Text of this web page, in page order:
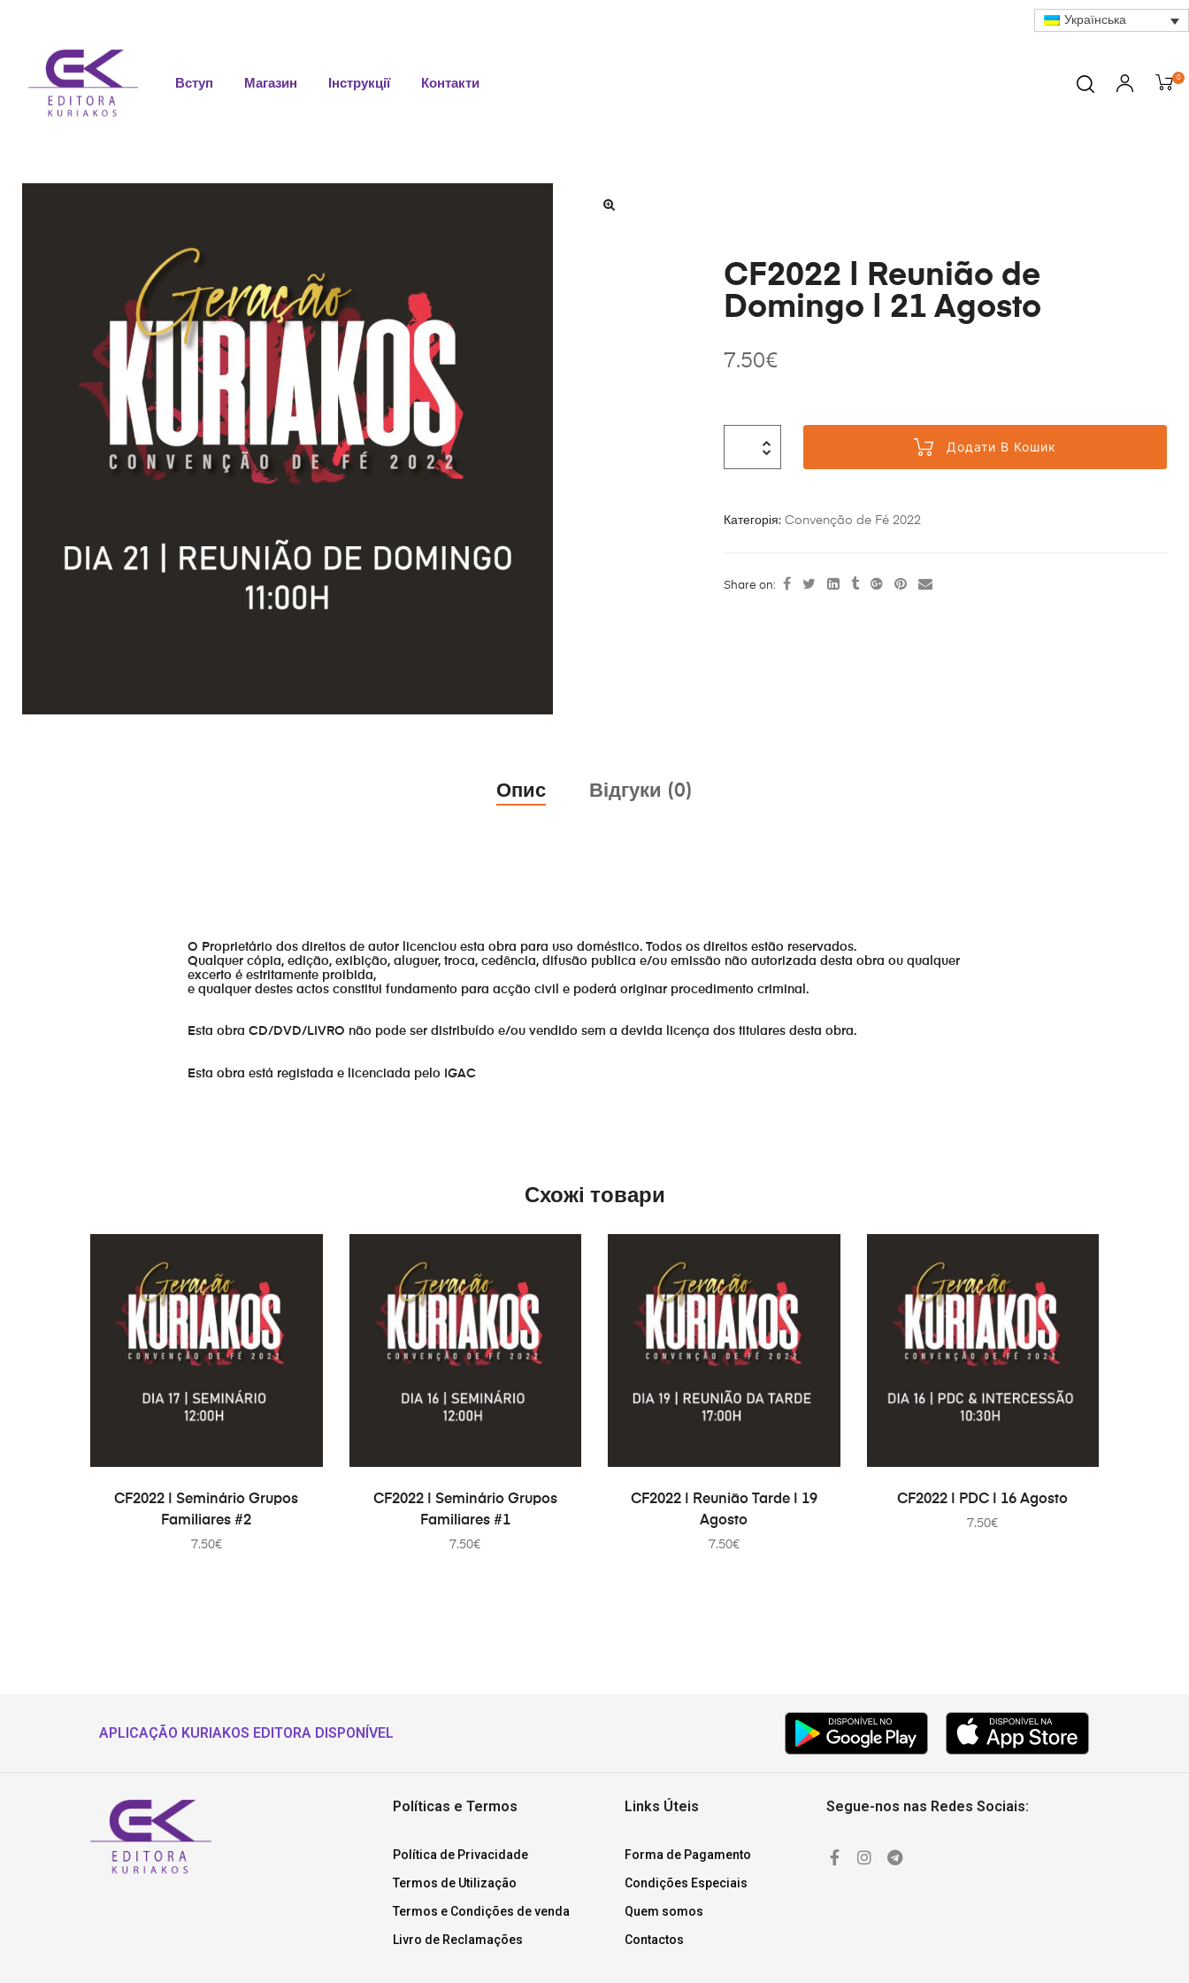
Українська
Вступ Магазин Інструкції Контакти 0
CF2022 | Reunião de
Domingo | 21 Agosto
7.50€
Додати В Кошик
Категорія: Convenção de Fé 2022
Share on:
Опис Відгуки (0)
O Proprietário dos direitos de autor licenciou esta obra para uso doméstico. Todos os direitos estão reservados.
Qualquer cópia, edição, exibição, aluguer, troca, cedência, difusão publica e/ou emissão não autorizada desta obra ou qualquer
excerto é estritamente proibida,
e qualquer destes actos constitui fundamento para acção civil e poderá originar procedimento criminal.
Esta obra CD/DVD/LIVRO não pode ser distribuído e/ou vendido sem a devida licença dos titulares desta obra.
Esta obra está registada e licenciada pelo IGAC
Схожі товари
ДОДАТИ В КОШИК
CF2022 | Seminário Grupos
Familiares #2
7.50€
ДОДАТИ В КОШИК
CF2022 | Seminário Grupos
Familiares #1
7.50€
ДОДАТИ В КОШИК
CF2022 | Reunião Tarde | 19
Agosto
7.50€
ДОДАТИ В КОШИК
CF2022 | PDC | 16 Agosto
7.50€
APLICAÇÃO KURIAKOS EDITORA DISPONÍVEL
Políticas e Termos
Política de Privacidade
Termos de Utilização
Termos e Condições de venda
Livro de Reclamações
Links Úteis
Forma de Pagamento
Condições Especiais
Quem somos
Contactos
Segue-nos nas Redes Sociais: